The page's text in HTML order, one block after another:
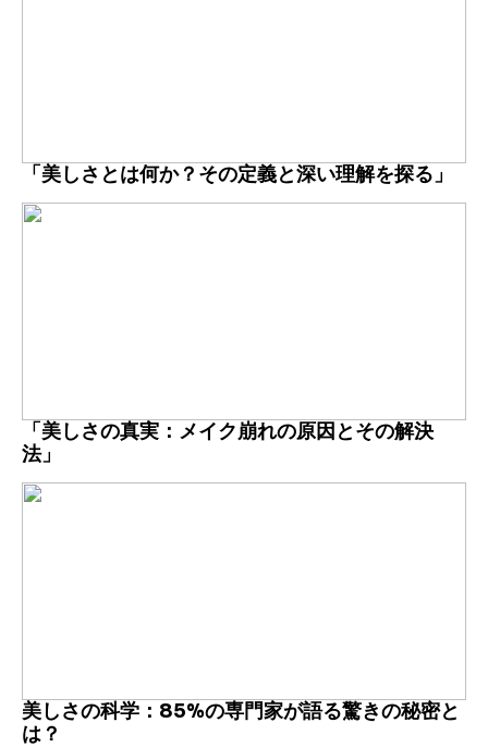
「美しさとは何か？その定義と深い理解を探る」
「美しさの真実：メイク崩れの原因とその解決
法」
美しさの科学：85%の専門家が語る驚きの秘密と
は？